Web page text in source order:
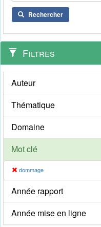
Rechercher
Filtres
Auteur
Thématique
Domaine
Mot clé
dommage
Année rapport
Année mise en ligne